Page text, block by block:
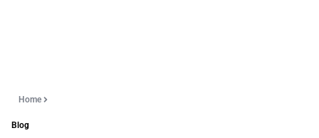
Home
Blog